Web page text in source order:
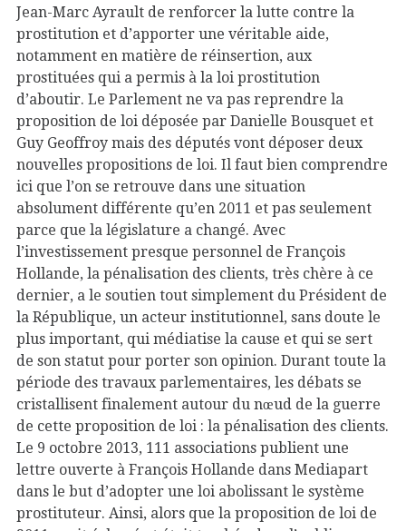
Jean-Marc Ayrault de renforcer la lutte contre la
prostitution et d’apporter une véritable aide,
notamment en matière de réinsertion, aux
prostituées qui a permis à la loi prostitution
d’aboutir. Le Parlement ne va pas reprendre la
proposition de loi déposée par Danielle Bousquet et
Guy Geoffroy mais des députés vont déposer deux
nouvelles propositions de loi. Il faut bien comprendre
ici que l’on se retrouve dans une situation
absolument différente qu’en 2011 et pas seulement
parce que la législature a changé. Avec
l’investissement presque personnel de François
Hollande, la pénalisation des clients, très chère à ce
dernier, a le soutien tout simplement du Président de
la République, un acteur institutionnel, sans doute le
plus important, qui médiatise la cause et qui se sert
de son statut pour porter son opinion. Durant toute la
période des travaux parlementaires, les débats se
cristallisent finalement autour du nœud de la guerre
de cette proposition de loi : la pénalisation des clients.
Le 9 octobre 2013, 111 associations publient une
lettre ouverte à François Hollande dans Mediapart
dans le but d’adopter une loi abolissant le système
prostituteur. Ainsi, alors que la proposition de loi de